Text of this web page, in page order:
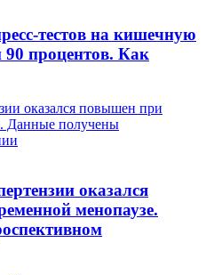
тестов на кишечную
90 процентов. Как
оказался повышен при
Данные получены
оказался
менопаузе.